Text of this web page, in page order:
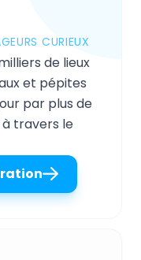
CURIEUX
de lieux
et pépites
par plus de
à travers le